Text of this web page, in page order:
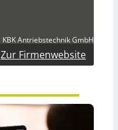
KBK Antriebstechnik GmbH
Zur Firmenwebsite